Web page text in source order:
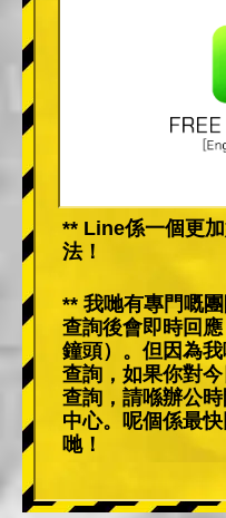
** Line係一個更
法！
** 我哋有專門嘅
查詢後會即時回
鐘頭）。但因為
查詢，如果你對
查詢，請喺辦公
中心。呢個係最
哋！